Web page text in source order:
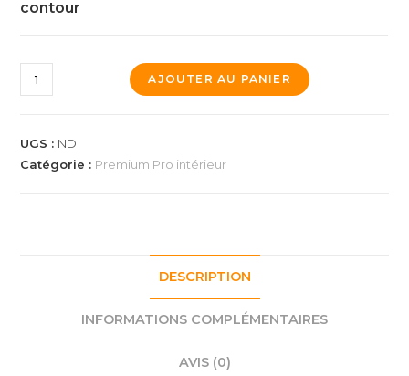
contour
quantité
de
de
basket
AJOUTER AU PANIER
UGS : ND
Catégorie : Premium Pro intérieur
DESCRIPTION
INFORMATIONS COMPLÉMENTAIRES
AVIS (0)